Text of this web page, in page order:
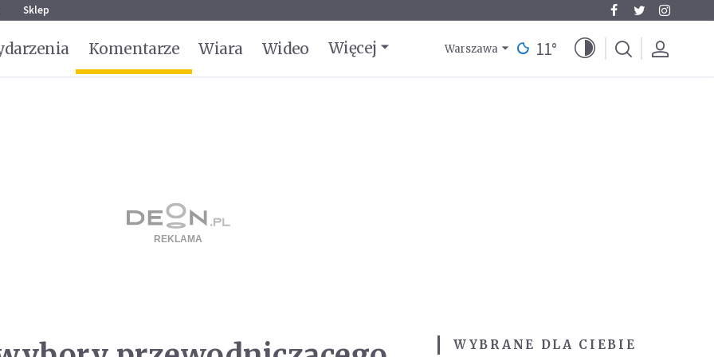
Sklep
Komentarze Wiara Wideo Więcej Warszawa 11°
WYBRANE DLA CIEBIE